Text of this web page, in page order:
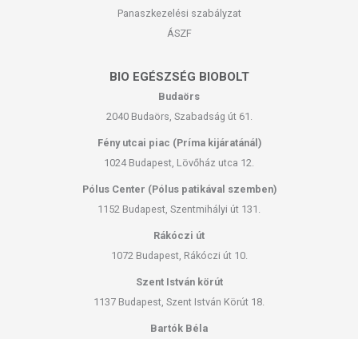
Panaszkezelési szabályzat
ÁSZF
BIO EGÉSZSÉG BIOBOLT
Budaörs
2040 Budaörs, Szabadság út 61.
Fény utcai piac (Príma kijáratánál)
1024 Budapest, Lövőház utca 12.
Pólus Center (Pólus patikával szemben)
1152 Budapest, Szentmihályi út 131.
Rákóczi út
1072 Budapest, Rákóczi út 10.
Szent István körút
1137 Budapest, Szent István Körút 18.
Bartók Béla